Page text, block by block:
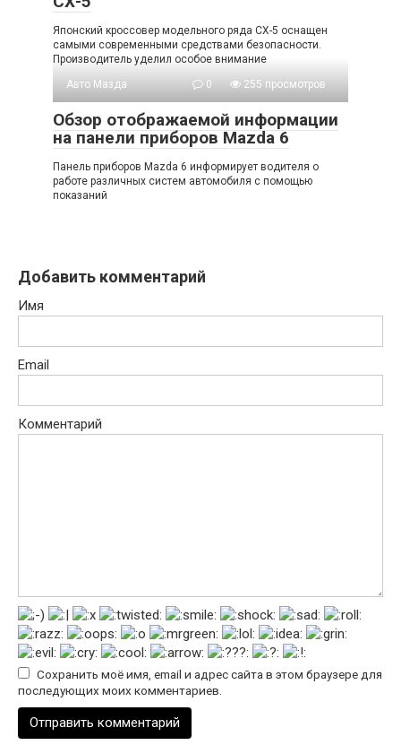
Японский кроссовер модельного ряда CX-5 оснащен
самыми современными средствами безопасности.
Производитель уделил особое внимание
Авто Мазда
0 255 просмотров
Обзор отображаемой информации
на панели приборов Mazda 6
Панель приборов Mazda 6 информирует водителя о
работе различных систем автомобиля с помощью
показаний
Добавить комментарий
Имя
Email
Комментарий
Сохранить моё имя, email и адрес сайта в этом браузере для
последующих моих комментариев.